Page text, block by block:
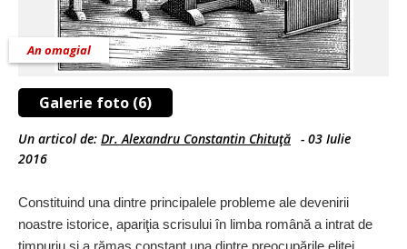
Galerie foto (6)
An omagial
Un articol de: Dr. Alexandru Constantin Chituţă - 03 Iulie
2016
Constituind una dintre principalele probleme ale devenirii
noastre istorice, apariţia scrisului în limba română a intrat de
timpuriu şi a rămas constant una dintre preocupările elitei